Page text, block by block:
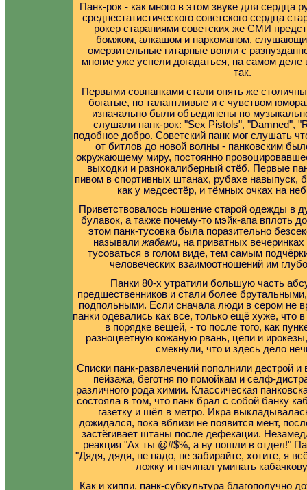
Панк-рок - как много в этом звуке для сердца
среднестатистического советского сердца
рокер стараниями советских же СМИ
бомжом, алкашом и наркоманом,
омерзительные гитарные вопли с
многие уже успели догадаться, на самом
так.
Первыми совпанками стали опять же
богатые, но талантливые и с чувством
изначально были объединены по
слушали панк-рок: "Sex Pistols", "Damned",
подобное добро. Советский панк мог слушать
от битлов до новой волны - панковским
окружающему миру, постоянно
выходки и разнокалиберный стёб. Первые
пивом в спортивных штанах, рубахе навыпуск,
как у медсестёр, и тёмных очках на
Приветствовалось ношение старой одежды в
булавок, а также почему-то мэйк-апа вплоть
этом панк-тусовка была поразительно
называли жабами, на приватных вечеринках
тусоваться в голом виде, тем самым
человеческих взаимоотношений им
Панки 80-х утратили большую часть
предшественников и стали более
подпольными. Если сначала люди в сером не
панки одевались как все, только ещё хуже,
в порядке вещей, - то после того, как
разноцветную кожаную рвань, цепи и
смекнули, что и здесь дело
Списки панк-развлечений пополнили дестрой и
пейзажа, беготня по помойкам и селф-
различного рода химии. Классическая
состояла в том, что панк брал с собой банку
газетку и шёл в метро. Икра
дожидался, пока вблизи не появится мент,
застёгивает штаны после дефекации.
реакция "Ах ты @#$%, а ну пошли в отдел!"
"Дядя, дядя, не надо, не забирайте, хотите, я
ложку и начинал уминать
Как и хиппи, панк-субкультура благополучно